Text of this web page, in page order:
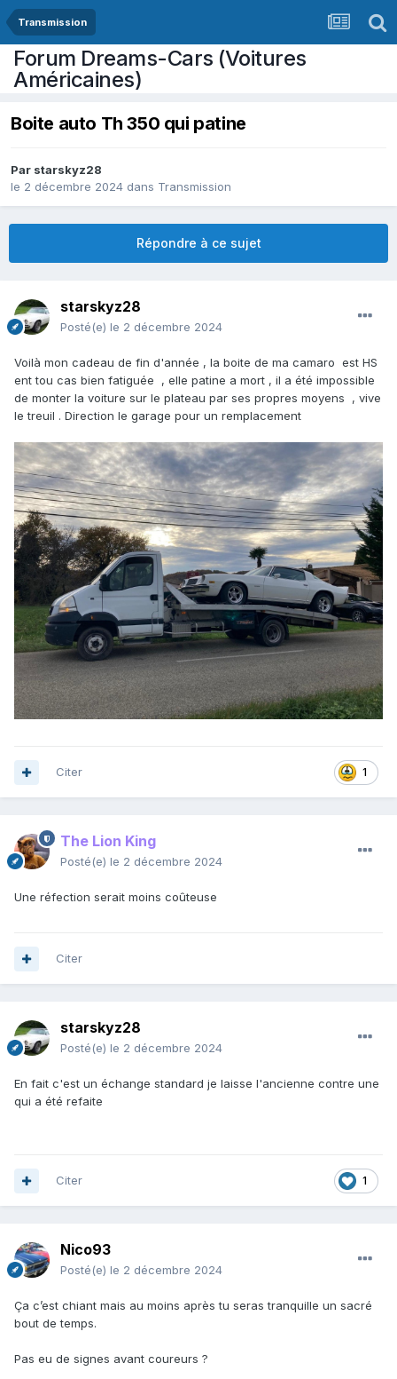
Transmission
Forum Dreams-Cars (Voitures
Américaines)
Boite auto Th 350 qui patine
Par starskyz28
le 2 décembre 2024 dans Transmission
Répondre à ce sujet
starskyz28
Posté(e) le 2 décembre 2024
Voilà mon cadeau de fin d'année , la boite de ma camaro est HS
ent tou cas bien fatiguée , elle patine a mort , il a été impossible
de monter la voiture sur le plateau par ses propres moyens , vive
le treuil . Direction le garage pour un remplacement
1
Citer
The Lion King
Posté(e) le 2 décembre 2024
Une réfection serait moins coûteuse
Citer
starskyz28
Posté(e) le 2 décembre 2024
En fait c'est un échange standard je laisse l'ancienne contre une
qui a été refaite
1
Citer
Nico93
Posté(e) le 2 décembre 2024
Ça c’est chiant mais au moins après tu seras tranquille un sacré
bout de temps.
Pas eu de signes avant coureurs ?